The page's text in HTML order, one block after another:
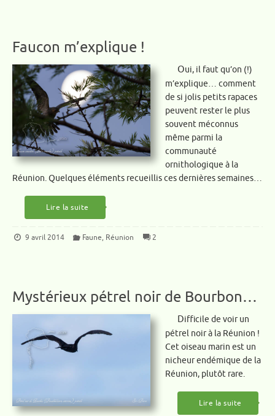
Faucon m’explique !
Oui, il faut qu’on (!)
m’explique… comment
de si jolis petits rapaces
peuvent rester le plus
souvent méconnus
même parmi la
communauté
ornithologique à la
Réunion. Quelques éléments recueillis ces dernières semaines…
Lire la suite
9 avril 2014 Faune, Réunion 2
Mystérieux pétrel noir de Bourbon…
Difficile de voir un
pétrel noir à la Réunion !
Cet oiseau marin est un
nicheur endémique de la
Réunion, plutôt rare.
Lire la suite